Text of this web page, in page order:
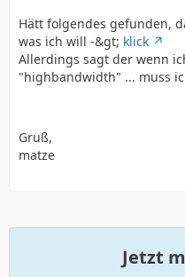
Hätt folgendes gefunden,
was ich will -&gt; klick
Allerdings sagt der wenn
"highbandwidth" ... muss
Gruß,
matze
Jetzt